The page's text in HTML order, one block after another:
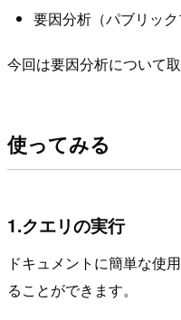
要因分析（パブリック
今回は要因分析について取
使ってみる
1.クエリの実行
ドキュメントに簡単な使
ることができます。